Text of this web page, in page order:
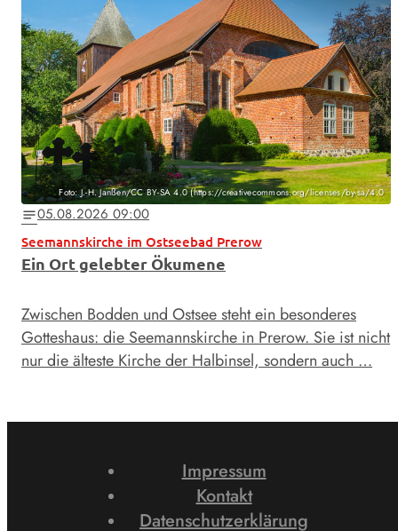
Foto: J.-H. Janßen/CC BY-SA 4.0 (https://creativecommons.org/licenses/by-sa/4.0
notes05.08.2026 09:00
Seemannskirche im Ostseebad Prerow
Ein Ort gelebter Ökumene
Zwischen Bodden und Ostsee steht ein besonderes
Gotteshaus: die Seemannskirche in Prerow. Sie ist nicht
nur die älteste Kirche der Halbinsel, sondern auch …
Impressum
Kontakt
Datenschutzerklärung